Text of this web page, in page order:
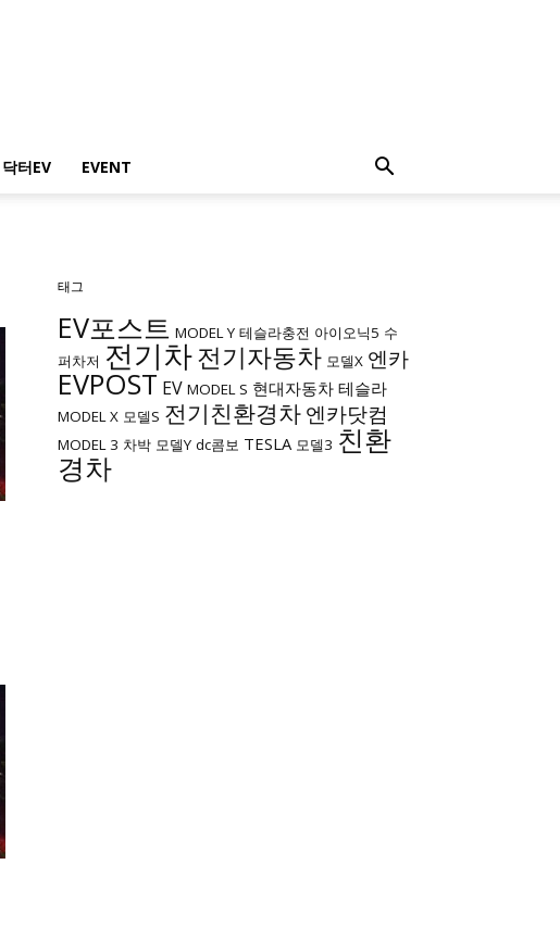
닥터EV EVENT
태그
EV포스트 MODEL Y 테슬라충전 아이오닉5 수
퍼차저 전기차전기자동차 모델X 엔카
EVPOST EV MODEL S 현대자동차 테슬라
MODEL X 모델S 전기친환경차 엔카닷컴
MODEL 3 차박 모델Y dc콤보 TESLA 모델3 친환
경차